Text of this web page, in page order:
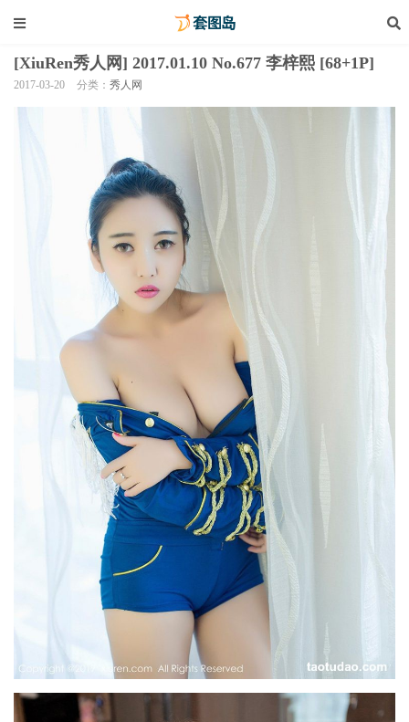
[XiuRen秀人网] 2017.01.10 No.677 李梓熙 [68+1P]
2017-03-20 分类： 秀人网